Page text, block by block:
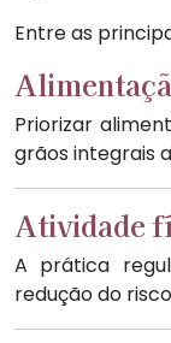
Entre as
Priorizar
grãos integrais
Atividade
A prática
redução do